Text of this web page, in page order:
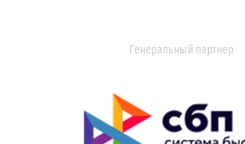
Генеральный партнер